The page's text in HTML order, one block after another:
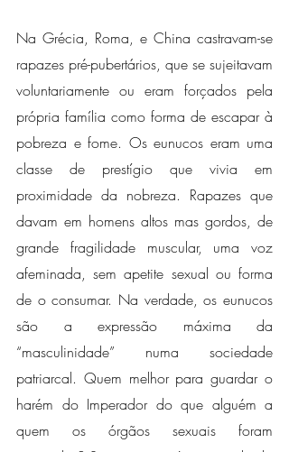
Na Grécia, Roma, e China castravam-se
rapazes pré-pubertários, que se sujeitavam
voluntariamente ou eram forçados pela
própria família como forma de escapar à
pobreza e fome. Os eunucos eram uma
classe de prestígio que vivia em
proximidade da nobreza. Rapazes que
davam em homens altos mas gordos, de
grande fragilidade muscular, uma voz
afeminada, sem apetite sexual ou forma
de o consumar. Na verdade, os eunucos
são a expressão máxima da
“masculinidade” numa sociedade
patriarcal. Quem melhor para guardar o
harém do Imperador do que alguém a
quem os órgãos sexuais foram